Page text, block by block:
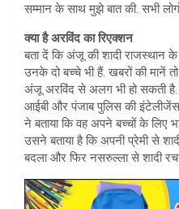
सम्मान के साथ मुझे बात की. सभी
क्या है अरविंद का रिएक्शन
बता दें कि अंजू की शादी राजस्थान के
उनके दो बच्चे भी हैं. खबरों की मानें
अंजू अरविंद से अलग भी हो सकती
आईबी और पंजाब पुलिस की
ने बताया कि वह अपने बच्चों के लिए
उसने बताया है कि अपनी प्रेमी से
बदला और फिर नसरुल्ला से शादी